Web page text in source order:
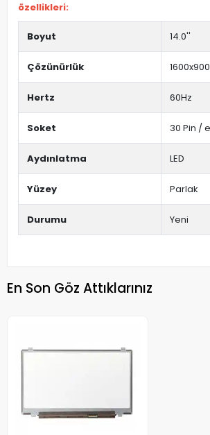
özellikleri:
Boyut 14.0''
Çözünürlük 1600x900
Hertz 60Hz
Soket 30 Pin /
Aydınlatma LED
Yüzey Parlak
Durumu Yeni
En Son Göz Attıklarınız